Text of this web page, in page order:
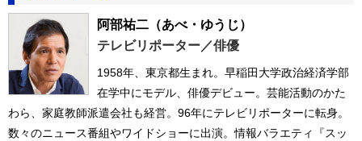
阿部祐二 （あべ・ゆうじ）
テレビリポーター／俳優
1958年、東京都生まれ。早稲田大学政治経済学部
在学中にモデル、俳優デビュー。芸能活動のかた
わら、家庭教師派遣会社も経営。96年にテレビリポーターに転身。
数々のニュース番組やワイドショーに出演。情報バラエティ『スッ